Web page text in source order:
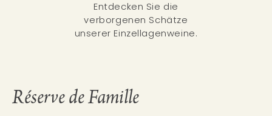
Entdecken Sie die
verborgenen Schätze
unserer Einzellagenweine.
Réserve de Famille